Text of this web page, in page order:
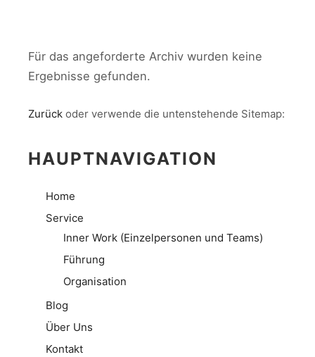
Für das angeforderte Archiv wurden keine
Ergebnisse gefunden.
Zurück oder verwende die untenstehende Sitemap:
HAUPTNAVIGATION
Home
Service
Inner Work (Einzelpersonen und Teams)
Führung
Organisation
Blog
Über Uns
Kontakt